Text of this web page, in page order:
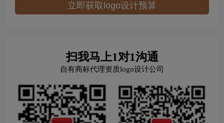
立即获取logo设计预算
扫我马上1对1沟通
自有商标代理资质logo设计公司